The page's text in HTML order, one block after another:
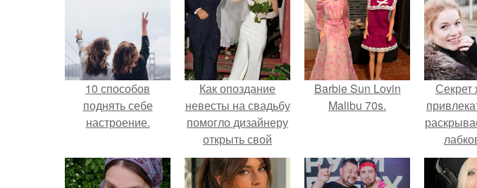
10 способов
поднять себе
настроение.
Как опоздание
невесты на свадьбу
помогло дизайнеру
открыть свой
бренд.
Barbie Sun Lovin
Malibu 70s.
Секрет